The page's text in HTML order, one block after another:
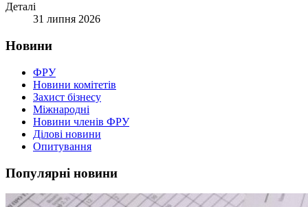
Деталі
31 липня 2026
Новини
ФРУ
Новини комітетів
Захист бізнесу
Міжнародні
Новини членів ФРУ
Ділові новини
Опитування
Популярні новини